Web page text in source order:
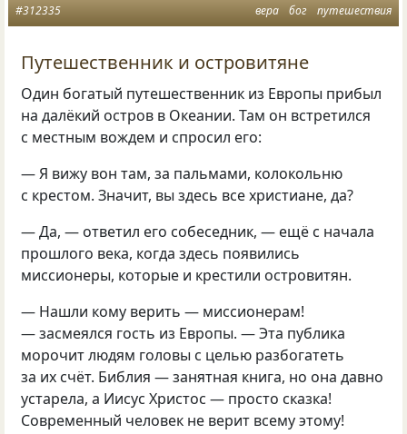
вера бог путешествия
#312335
Путешественник и островитяне
Один богатый путешественник из Европы прибыл
на далёкий остров в Океании. Там он встретился
с местным вождем и спросил его:
— Я вижу вон там, за пальмами, колокольню
с крестом. Значит, вы здесь все христиане, да?
— Да, — ответил его собеседник, — ещё с начала
прошлого века, когда здесь появились
миссионеры, которые и крестили островитян.
— Нашли кому верить — миссионерам!
— засмеялся гость из Европы. — Эта публика
морочит людям головы с целью разбогатеть
за их счёт. Библия — занятная книга, но она давно
устарела, а Иисус Христос — просто сказка!
Современный человек не верит всему этому!